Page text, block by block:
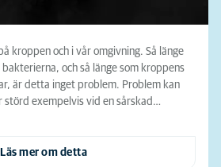
kroppen och i vår omgivning. Så länge
och så länge som kroppens
är detta inget problem. Problem kan
störd exempelvis vid en sårskad…
Läs mer om detta